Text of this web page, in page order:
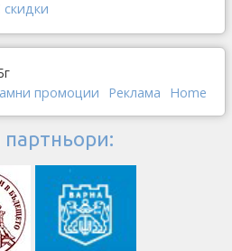
скидки
промоции Реклама Home